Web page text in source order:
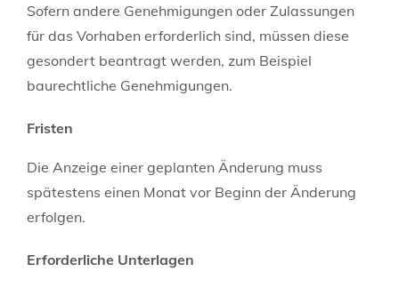
Sofern andere Genehmigungen oder Zulassungen
für das Vorhaben erforderlich sind, müssen diese
gesondert beantragt werden, zum Beispiel
baurechtliche Genehmigungen.
Fristen
Die Anzeige einer geplanten Änderung muss
spätestens einen Monat vor Beginn der Änderung
erfolgen.
Erforderliche Unterlagen